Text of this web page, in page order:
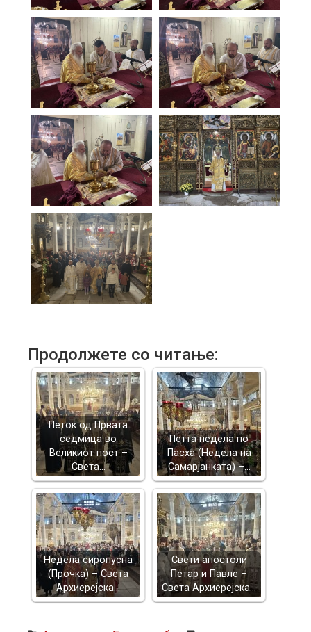
Продолжете со читање:
Петок од Првата
седмица во
Великиот пост –
Света…
Петта недела по
Пасха (Недела на
Самарјанката) –…
Недела сиропусна
(Прочка) – Света
Архиерејска…
Свети апостоли
Петар и Павле –
Света Архиерејска…